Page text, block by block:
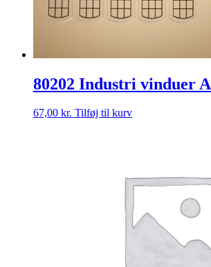
80202 Industri vinduer A
67,00 kr. Tilføj til kurv